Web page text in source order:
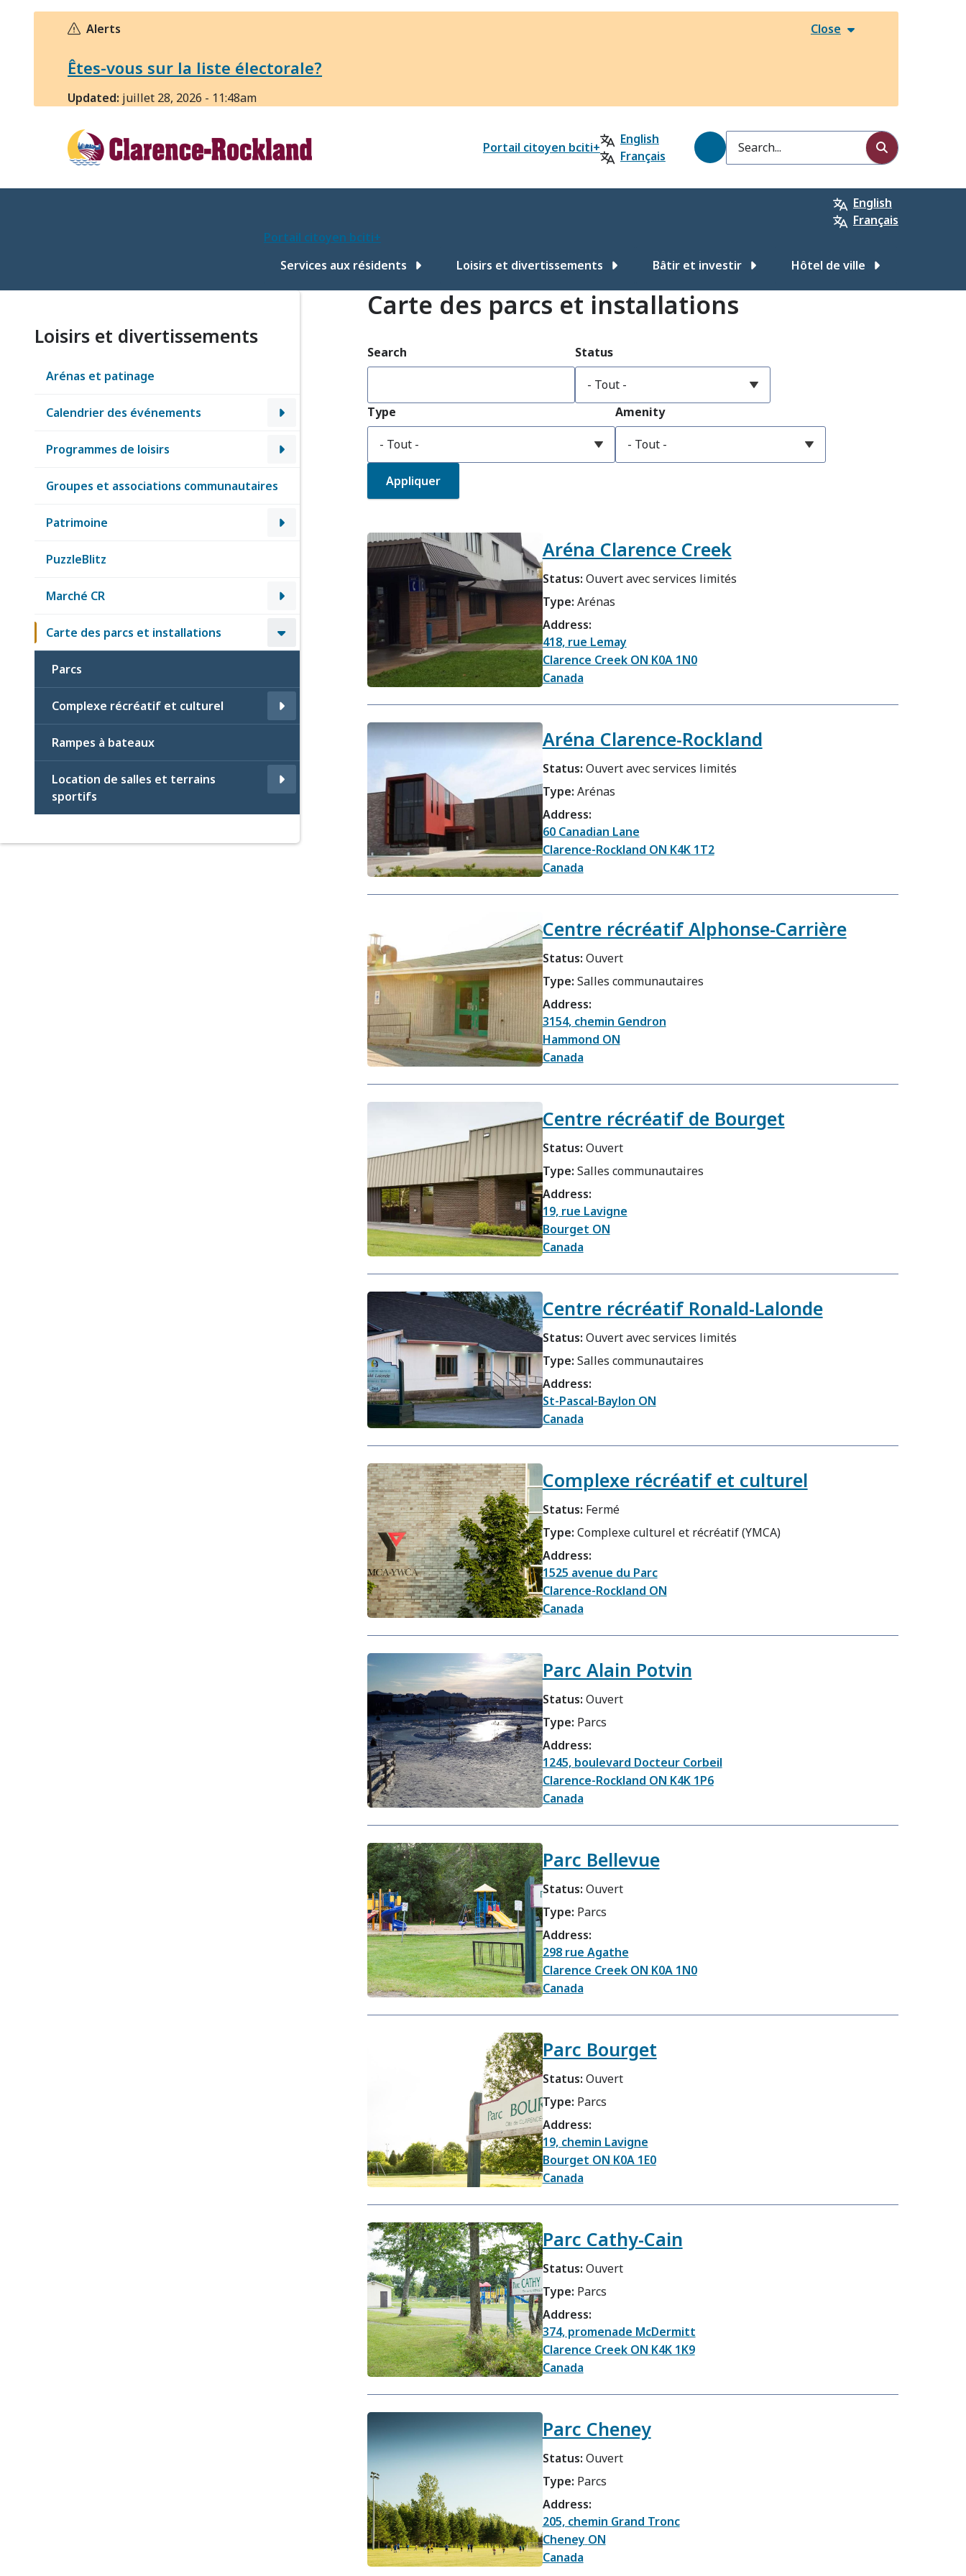
Alerts Close
Êtes-vous sur la liste électorale?
Updated: juillet 28, 2026 - 11:48am
Portail citoyen bciti+
English
Français
Search
English
Français
Portail citoyen bciti+
Main
Services aux résidents Loisirs et divertissements Bâtir et investir Hôtel de ville
Loisirs et divertissements
Arénas et patinage
Calendrier des événements
Programmes de loisirs
Groupes et associations communautaires
Patrimoine
PuzzleBlitz
Marché CR
Carte des parcs et installations
Parcs
Complexe récréatif et culturel
Rampes à bateaux
Location de salles et terrains
sportifs
Carte des parcs et installations
Search Status
Type Amenity
Aréna Clarence Creek
Status: Ouvert avec services limités
Type: Arénas
Address:
418, rue Lemay
Clarence Creek ON K0A 1N0
Canada
Aréna Clarence-Rockland
Status: Ouvert avec services limités
Type: Arénas
Address:
60 Canadian Lane
Clarence-Rockland ON K4K 1T2
Canada
Centre récréatif Alphonse-Carrière
Status: Ouvert
Type: Salles communautaires
Address:
3154, chemin Gendron
Hammond ON
Canada
Centre récréatif de Bourget
Status: Ouvert
Type: Salles communautaires
Address:
19, rue Lavigne
Bourget ON
Canada
Centre récréatif Ronald-Lalonde
Status: Ouvert avec services limités
Type: Salles communautaires
Address:
St-Pascal-Baylon ON
Canada
Complexe récréatif et culturel
Status: Fermé
Type: Complexe culturel et récréatif (YMCA)
Address:
1525 avenue du Parc
Clarence-Rockland ON
Canada
Parc Alain Potvin
Status: Ouvert
Type: Parcs
Address:
1245, boulevard Docteur Corbeil
Clarence-Rockland ON K4K 1P6
Canada
Parc Bellevue
Status: Ouvert
Type: Parcs
Address:
298 rue Agathe
Clarence Creek ON K0A 1N0
Canada
Parc Bourget
Status: Ouvert
Type: Parcs
Address:
19, chemin Lavigne
Bourget ON K0A 1E0
Canada
Parc Cathy-Cain
Status: Ouvert
Type: Parcs
Address:
374, promenade McDermitt
Clarence Creek ON K4K 1K9
Canada
Parc Cheney
Status: Ouvert
Type: Parcs
Address:
205, chemin Grand Tronc
Cheney ON
Canada